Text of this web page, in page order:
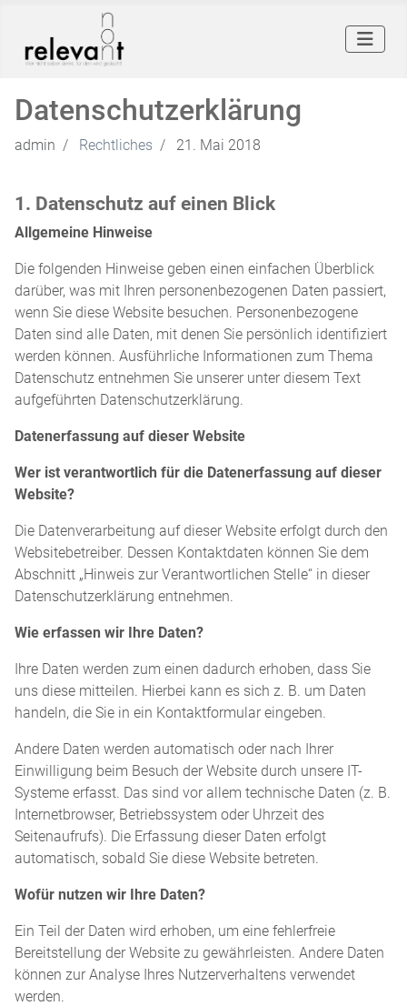
Datenschutzerklärung
admin Rechtliches 21. Mai 2018
1. Datenschutz auf einen Blick
Allgemeine Hinweise
Die folgenden Hinweise geben einen einfachen Überblick
darüber, was mit Ihren personenbezogenen Daten passiert,
wenn Sie diese Website besuchen. Personenbezogene
Daten sind alle Daten, mit denen Sie persönlich identifiziert
werden können. Ausführliche Informationen zum Thema
Datenschutz entnehmen Sie unserer unter diesem Text
aufgeführten Datenschutzerklärung.
Datenerfassung auf dieser Website
Wer ist verantwortlich für die Datenerfassung auf dieser
Website?
Die Datenverarbeitung auf dieser Website erfolgt durch den
Websitebetreiber. Dessen Kontaktdaten können Sie dem
Abschnitt „Hinweis zur Verantwortlichen Stelle“ in dieser
Datenschutzerklärung entnehmen.
Wie erfassen wir Ihre Daten?
Ihre Daten werden zum einen dadurch erhoben, dass Sie
uns diese mitteilen. Hierbei kann es sich z. B. um Daten
handeln, die Sie in ein Kontaktformular eingeben.
Andere Daten werden automatisch oder nach Ihrer
Einwilligung beim Besuch der Website durch unsere IT-
Systeme erfasst. Das sind vor allem technische Daten (z. B.
Internetbrowser, Betriebssystem oder Uhrzeit des
Seitenaufrufs). Die Erfassung dieser Daten erfolgt
automatisch, sobald Sie diese Website betreten.
Wofür nutzen wir Ihre Daten?
Ein Teil der Daten wird erhoben, um eine fehlerfreie
Bereitstellung der Website zu gewährleisten. Andere Daten
können zur Analyse Ihres Nutzerverhaltens verwendet
werden.